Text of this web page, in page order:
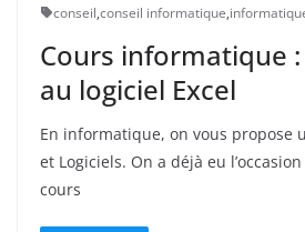
conseil,conseil informatique,
Cours informatique
au logiciel Excel
En informatique, on vous propose
et Logiciels. On a déjà eu
cours